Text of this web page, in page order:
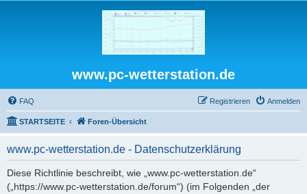
www.pc-wetterstation.de
FAQ Anmelden
Registrieren
STARTSEITE Foren-Übersicht
www.pc-wetterstation.de - Datenschutzerklärung
Diese Richtlinie beschreibt, wie „www.pc-wetterstation.de“
(„https://www.pc-wetterstation.de/forum“) (im Folgenden „der